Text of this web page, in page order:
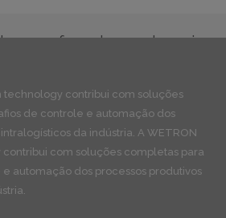
were found, search again.
technology contribui com soluções
de controle e automação dos
da indústria. A WETRON
com soluções completas para
automação dos processos produtivos